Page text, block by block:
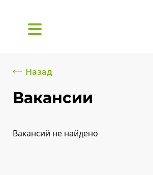
Назад
Вакансии
Вакансий не найдено